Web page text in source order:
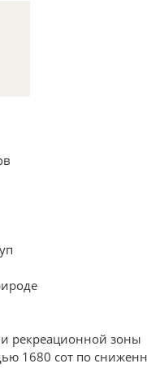
рекреационной зоны
1680 сот по